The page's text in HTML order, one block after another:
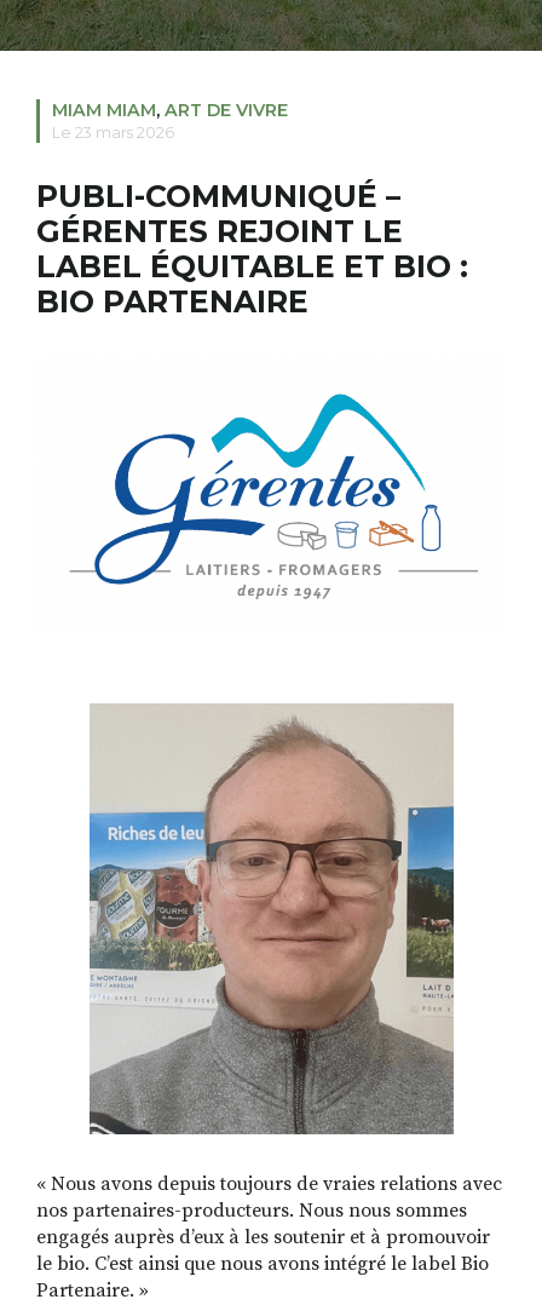
S'INSCRIRE À LA NEWSLETTER
MIAM MIAM, ART DE VIVRE
Le 23 mars 2026
PUBLI-COMMUNIQUÉ –
GÉRENTES REJOINT LE
LABEL ÉQUITABLE ET BIO :
BIO PARTENAIRE
« Nous avons depuis toujours de vraies relations avec
nos partenaires-producteurs. Nous nous sommes
engagés auprès d’eux à les soutenir et à promouvoir
le bio. C’est ainsi que nous avons intégré le label Bio
Partenaire. »